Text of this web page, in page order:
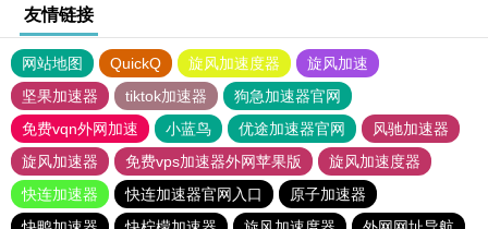
友情链接
网站地图 QuickQ 旋风加速度器
旋风加速
坚果加速器
tiktok加速器
狗急加速器官网
免费vqn外网加速
小蓝鸟 优途加速器官网
风驰加速器
旋风加速器
免费vps加速器外网苹果版
旋风加速度器
快连加速器
快连加速器官网入口
原子加速器